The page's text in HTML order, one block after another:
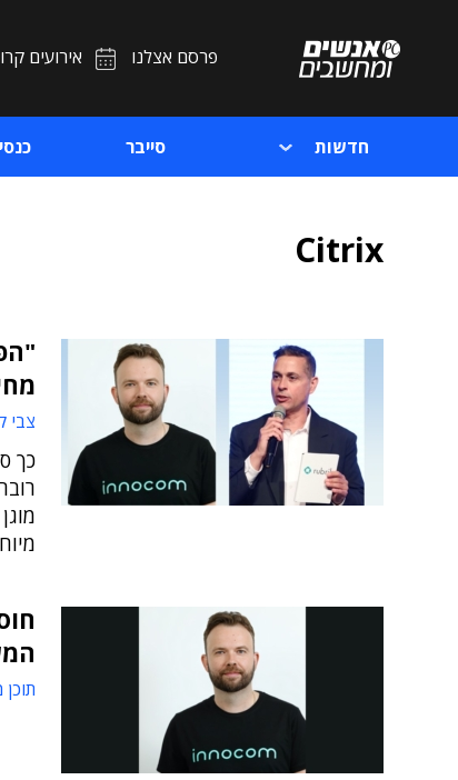
פרסם אצלנו אירועים
חדשות סייבר
Citrix
צבי
כך